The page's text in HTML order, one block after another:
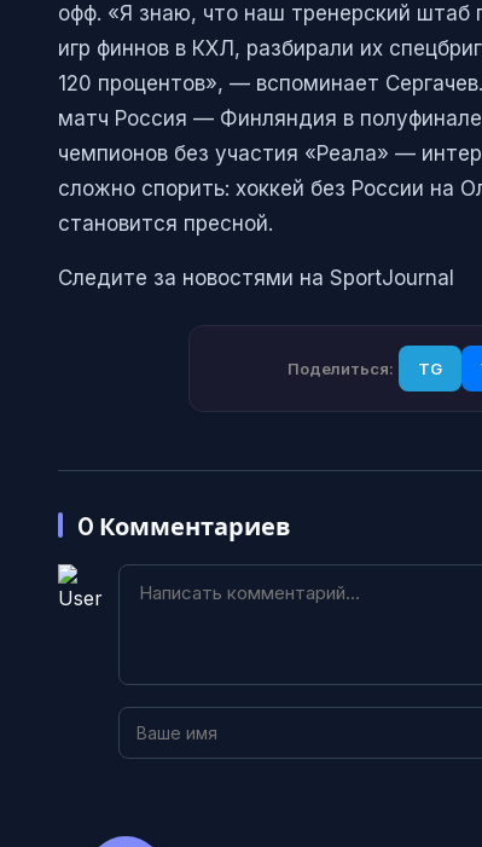
офф. «Я знаю, что наш тренерский штаб
игр финнов в КХЛ, разбирали их
120 процентов», — вспоминает
матч Россия — Финляндия в
чемпионов без участия «Реала» —
сложно спорить: хоккей без России на
становится пресной.
Следите за новостями на SportJournal
Поделиться: TG
0 Комментариев